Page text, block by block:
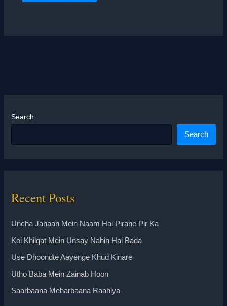
Search
Search
Recent Posts
Uncha Jahaan Mein Naam Hai Pirane Pir Ka
Koi Khilqat Mein Unsay Nahin Hai Bada
Use Dhoondte Aayenge Khud Kinare
Utho Baba Mein Zainab Hoon
Saarbaana Meharbaana Raahiya